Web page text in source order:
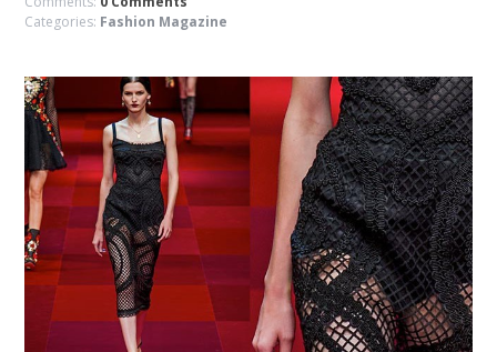
Categories: Fashion Magazine